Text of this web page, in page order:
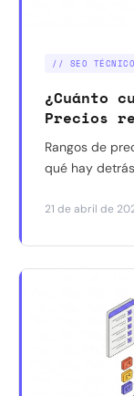
// SEO TÉCNICO
¿Cuánto
Precios
Rangos de
qué hay
21 de abril de